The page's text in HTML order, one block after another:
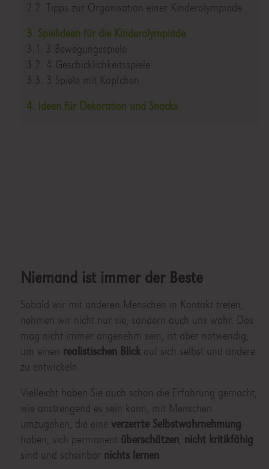
2.2. Tipps zur Organisation einer Kinderolympiade
3. Spielideen für die Kinderolympiade
3.1. 3 Bewegungsspiele
3.2. 4 Geschicklichkeitsspiele
3.3. 3 Spiele mit Köpfchen
4. Ideen für Dekoration und Snacks
Niemand ist immer der Beste
Sobald wir mit anderen Menschen in Kontakt treten,
nehmen wir nicht nur sie, sondern auch uns wahr. Das
mag nicht immer angenehm sein, ist aber notwendig,
um einen realistischen Blickauf sich selbst und andere
zu entwickeln.
Vielleicht haben Sie auch schon die Erfahrung gemacht,
wie anstrengend es sein kann, mit Menschen
umzugehen, die eine verzerrte Selbstwahrnehmung
haben, sich permanent überschätzen nicht kritikfähig
sind und scheinbar nichts lernen